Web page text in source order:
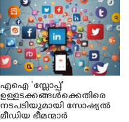
എഐ 'സ്ലോപ്പ്'
ഉള്ളടക്കങ്ങൾക്കെതിരെ
നടപടിയുമായി സോഷ്യൽ
മീഡിയ ഭീമന്മാർ